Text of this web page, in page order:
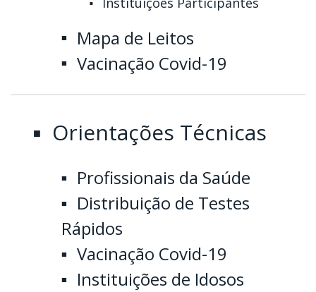
Mapa de Leitos
Vacinação Covid-19
Orientações Técnicas
Profissionais da Saúde
Distribuição de Testes
Rápidos
Vacinação Covid-19
Instituições de Idosos